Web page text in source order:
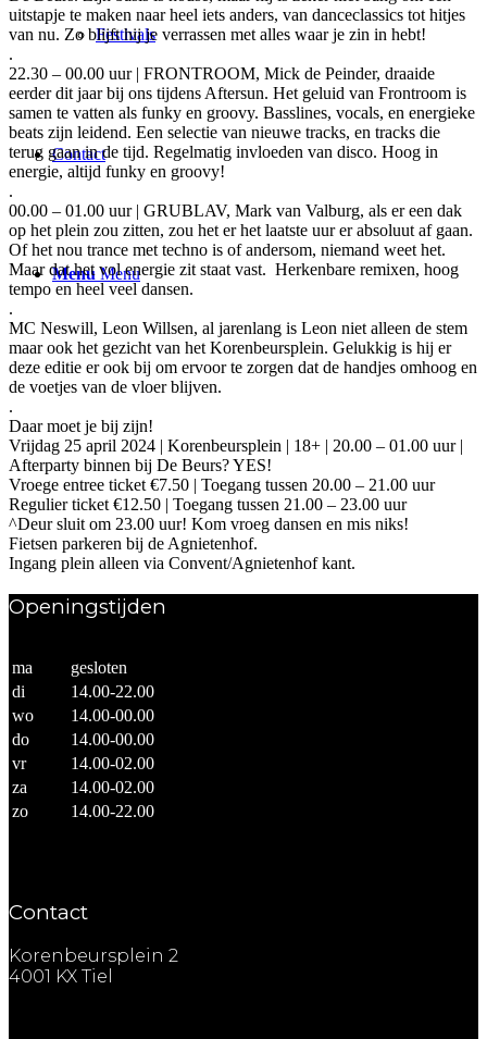
Festivals
Contact
Menu Menu
uitstapje te maken naar heel iets anders, van danceclassics tot hitjes
van nu. Zo blijft hij je verrassen met alles waar je zin in hebt!
.
22.30 – 00.00 uur | FRONTROOM, Mick de Peinder, draaide
eerder dit jaar bij ons tijdens Aftersun. Het geluid van Frontroom is
samen te vatten als funky en groovy. Basslines, vocals, en energieke
beats zijn leidend. Een selectie van nieuwe tracks, en tracks die
terug gaan in de tijd. Regelmatig invloeden van disco. Hoog in
energie, altijd funky en groovy!
.
00.00 – 01.00 uur | GRUBLAV, Mark van Valburg, als er een dak
op het plein zou zitten, zou het er het laatste uur er absoluut af gaan.
Of het nou trance met techno is of andersom, niemand weet het.
Maar dat het vol energie zit staat vast. Herkenbare remixen, hoog
tempo en heel veel dansen.
.
MC Neswill, Leon Willsen, al jarenlang is Leon niet alleen de stem
maar ook het gezicht van het Korenbeursplein. Gelukkig is hij er
deze editie er ook bij om ervoor te zorgen dat de handjes omhoog en
de voetjes van de vloer blijven.
.
Daar moet je bij zijn!
Vrijdag 25 april 2024 | Korenbeursplein | 18+ | 20.00 – 01.00 uur |
Afterparty binnen bij De Beurs? YES!
Vroege entree ticket €7.50 | Toegang tussen 20.00 – 21.00 uur
Regulier ticket €12.50 | Toegang tussen 21.00 – 23.00 uur
^Deur sluit om 23.00 uur! Kom vroeg dansen en mis niks!
Fietsen parkeren bij de Agnietenhof.
Ingang plein alleen via Convent/Agnietenhof kant.
Openingstijden
ma
gesloten
di
14.00-22.00
wo
14.00-00.00
do
14.00-00.00
vr
14.00-02.00
za
14.00-02.00
zo
14.00-22.00
Contact
Korenbeursplein 2
4001 KX Tiel